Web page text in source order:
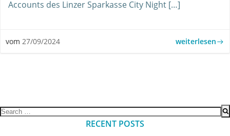
Accounts des Linzer Sparkasse City Night […]
vom 27/09/2024 weiterlesen
Search
RECENT POSTS